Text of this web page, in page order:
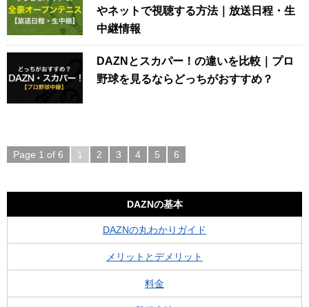
やネットで視聴する方法｜放送日程・生
中継情報
DAZNとスカパー！の違いを比較｜プロ
野球を見るならどっちがおすすめ？
Page 1 of 6 1 2 3 4 5 6
DAZNの基本
DAZNの丸わかりガイド
メリットとデメリット
料金